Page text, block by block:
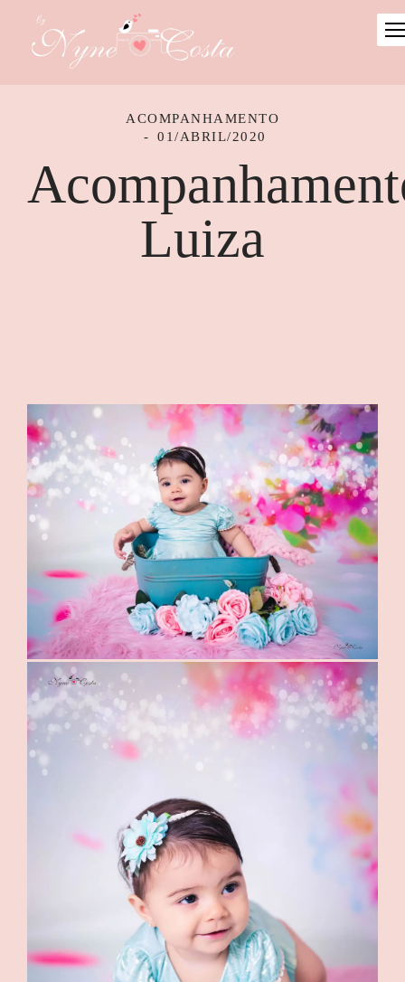
ACOMPANHAMENTO
01/ABRIL/2020
Luiza